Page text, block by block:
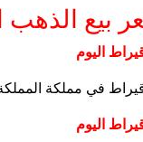
بيع الذهب